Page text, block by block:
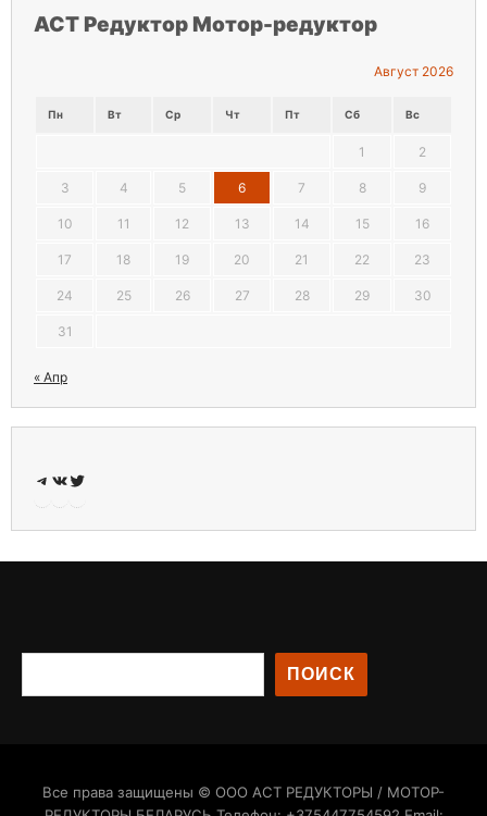
АСТ Редуктор Мотор-редуктор
Август 2026
Пн Вт Ср Чт Пт Сб Вс
1 2
3 4 5 6 7 8 9
10 11 12 13 14 15 16
17 18 19 20 21 22 23
24 25 26 27 28 29 30
31
« Апр
Telegram
ВКонтакте
ПОИСК
Все права защищены © ООО АСТ РЕДУКТОРЫ / МОТОР-